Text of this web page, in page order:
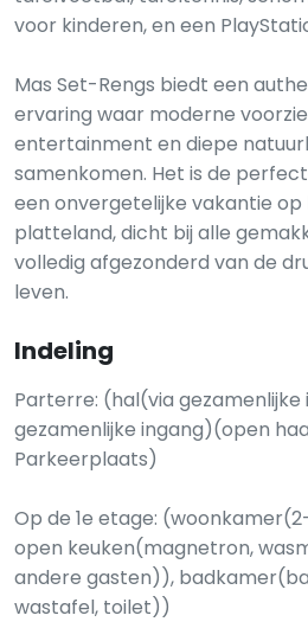
voor kinderen, en een
Mas Set-Rengs biedt een
ervaring waar moderne
entertainment en diepe
samenkomen. Het is de
een onvergetelijke vakantie
platteland, dicht bij alle
volledig afgezonderd van de
leven.
Indeling
Parterre: (hal(via
gezamenlijke ingang)(open
Parkeerplaats)
Op de 1e etage:
open keuken(magnetron,
andere gasten)),
wastafel, toilet))